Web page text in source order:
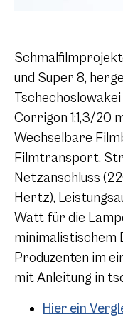
und Super 8,
Corrigon 1:1,3/20
Wechselbare
Filmtransport.
Netzanschluss
Hertz),
Watt für die
minimalistischem
Produzenten im
mit Anleitung in
Hier ein